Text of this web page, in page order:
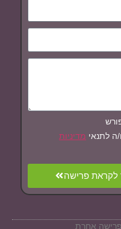
ה לתנאי מדיניות
לקראת פרישה
אחרת